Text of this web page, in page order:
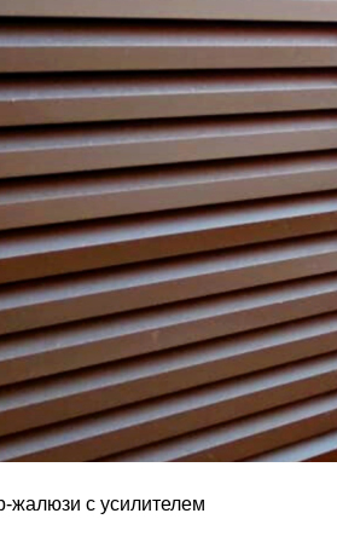
жалюзи с усилителем